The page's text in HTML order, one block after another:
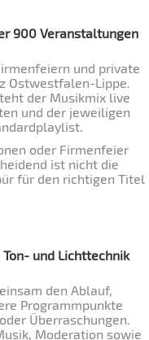
900 Veranstaltungen
und private
Ostwestfalen-Lippe.
der Musikmix live
und der jeweiligen
oder Firmenfeier
ist nicht die
für den richtigen Titel
und Lichttechnik
den Ablauf,
Programmpunkte
Überraschungen.
Moderation sowie